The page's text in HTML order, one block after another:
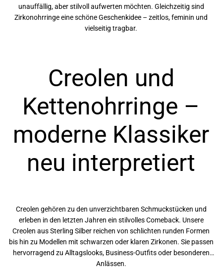
unauffällig, aber stilvoll aufwerten möchten. Gleichzeitig sind
Zirkonohrringe eine schöne Geschenkidee – zeitlos, feminin und
vielseitig tragbar.
Creolen und
Kettenohrringe –
moderne Klassiker
neu interpretiert
Creolen gehören zu den unverzichtbaren Schmuckstücken und
erleben in den letzten Jahren ein stilvolles Comeback. Unsere
Creolen aus Sterling Silber reichen von schlichten runden Formen
bis hin zu Modellen mit schwarzen oder klaren Zirkonen. Sie passen
hervorragend zu Alltagslooks, Business-Outfits oder besonderen
Anlässen.